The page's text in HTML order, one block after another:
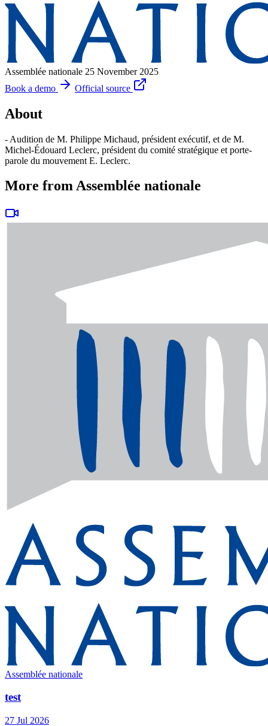
Assemblée nationale 25 November 2025
Book a demo
Official source
About
- Audition de M. Philippe Michaud, président exécutif, et de M.
Michel-Édouard Leclerc, président du comité stratégique et porte-
parole du mouvement E. Leclerc.
More from Assemblée nationale
Assemblée nationale
test
27 Jul 2026